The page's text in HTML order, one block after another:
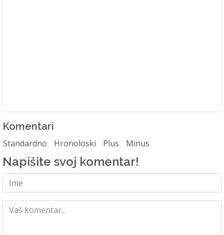
Komentari
Standardno Hronoloski Plus Minus
Napišite svoj komentar!